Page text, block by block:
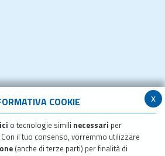
x
COOKIE
o tecnologie simili necessari per
il tuo consenso, vorremmo utilizzare
(anche di terze parti) per finalità di